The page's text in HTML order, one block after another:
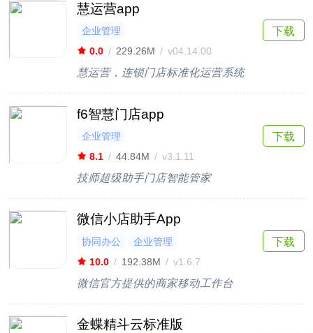
慧运营app
企业管理
0.0 / 229.26M / v04.14.00
慧运营，连锁门店标准化运营系统
下载
f6智慧门店app
企业管理
8.1 / 44.84M / v3.1.11
技师超级助手门店智能管家
下载
微信小店助手App
协同办公
企业管理
10.0 / 192.38M / v1.6.7
微信官方提供的商家移动工作台
下载
金蝶精斗云标准版